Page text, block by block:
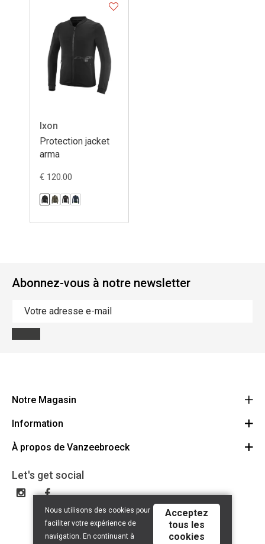
Ixon
Protection jacket
arma
€ 120.00
Abonnez-vous à notre newsletter
Notre Magasin
Vanzeebroeck Motors
1600 Sint-Pieters-Leeuw
023316022
Information
Annulation Commande
Conditions générales
Privacy policy
À propos de Vanzeebroeck
Cheque Cadeau
Échange et Retours
Let's get social
Nous utilisons des cookies pour
faciliter votre expérience de
navigation. En continuant à
Acceptez
tous les
cookies